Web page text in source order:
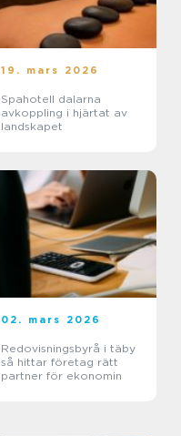
19. mars 2026
Spahotell dalarna
avkoppling i hjärtat av
landskapet
02. mars 2026
Redovisningsbyrå i täby
så hittar företag rätt
partner för ekonomin